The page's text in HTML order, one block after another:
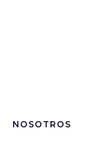
NOSOTROS